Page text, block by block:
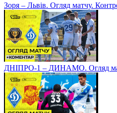
Зоря – Львів. Огляд матчу.
ДНІПРО-1 – ДИНАМО. Огляд